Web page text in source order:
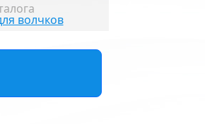
волчков